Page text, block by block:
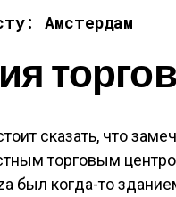
Амстердам
сказать, что
торговым
был когда-то